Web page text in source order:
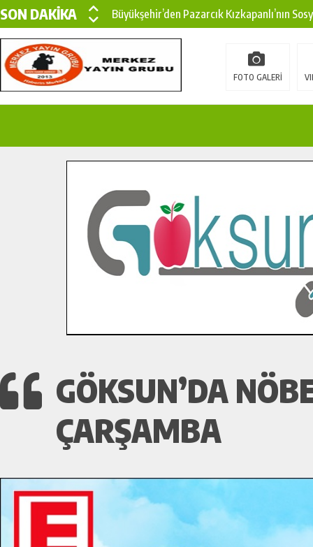
SON DAKİKA
Büyükşehir’den Pazarcık Kızkapanlı’nın
Büyükşehir’den Pazarcık Kırsalına Modern
Çin’den KSÜ’ye Uluslararası Başarı:
İlçe Jandarma Komutanı Karakaya’dan
Bertiz’in Yeni Köprüsünde Sona Doğru.
FOTO GALERİ
GÖKSUN’DA
ÇARŞAMBA